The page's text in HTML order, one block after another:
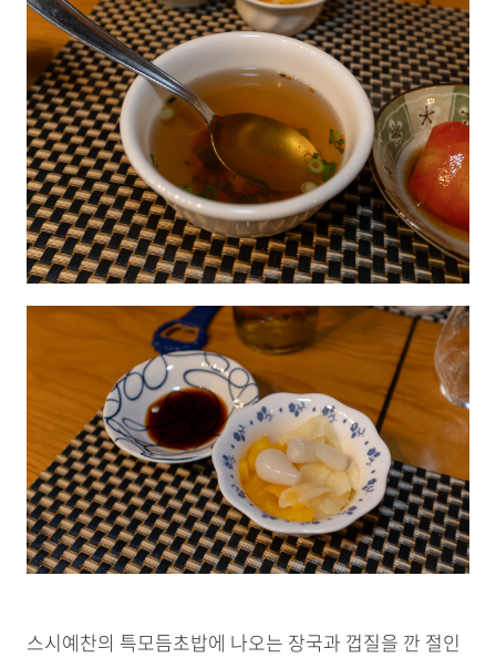
스시예찬의 특모듬초밥에 나오는 장국과 껍질을 깐 절인